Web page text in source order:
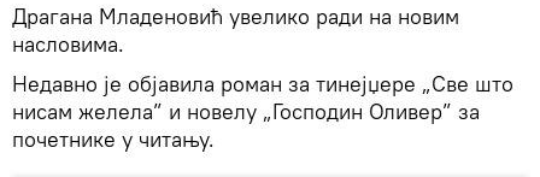
Драгана Младеновић увелико ради на новим
насловима.
Недавно је објавила роман за тинејџере „Све што
нисам желела” и новелу „Господин Оливер” за
почетнике у читању.